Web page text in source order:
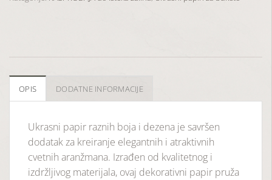
OPIS DODATNE INFORMACIJE
Ukrasni papir raznih boja i dezena je savršen
dodatak za kreiranje elegantnih i atraktivnih
cvetnih aranžmana. Izrađen od kvalitetnog i
izdržljivog materijala, ovaj dekorativni papir pruža